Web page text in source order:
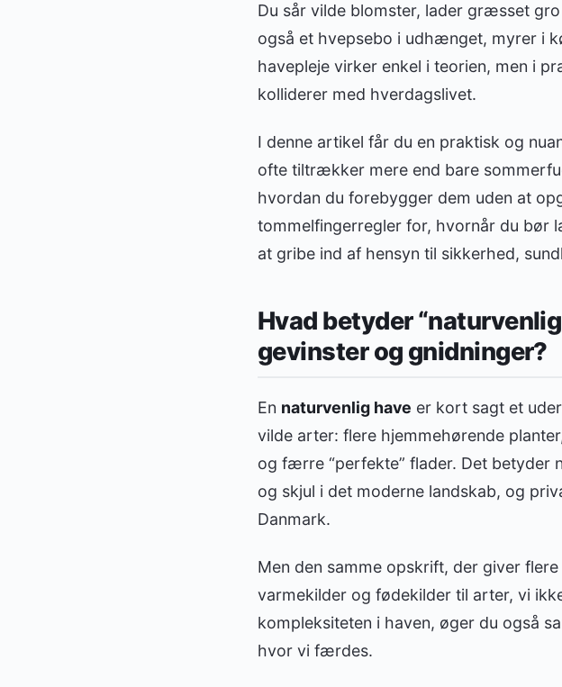
Du sår vilde blomster, lader græsset
også et hvepsebo i udhænget, myrer i
havepleje virker enkel i teorien, men i
kolliderer med hverdagslivet.
I denne artikel får du en praktisk og
ofte tiltrækker mere end bare
hvordan du forebygger dem uden at
tommelfingerregler for, hvornår du bør
at gribe ind af hensyn til sikkerhed,
Hvad betyder
gevinster og gnidninger?
En naturvenlig have er kort sagt et
vilde arter: flere hjemmehørende
og færre “perfekte” flader. Det betyder
og skjul i det moderne landskab, og
Danmark.
Men den samme opskrift, der giver
varmekilder og fødekilder til arter, vi
kompleksiteten i haven, øger du også
hvor vi færdes.